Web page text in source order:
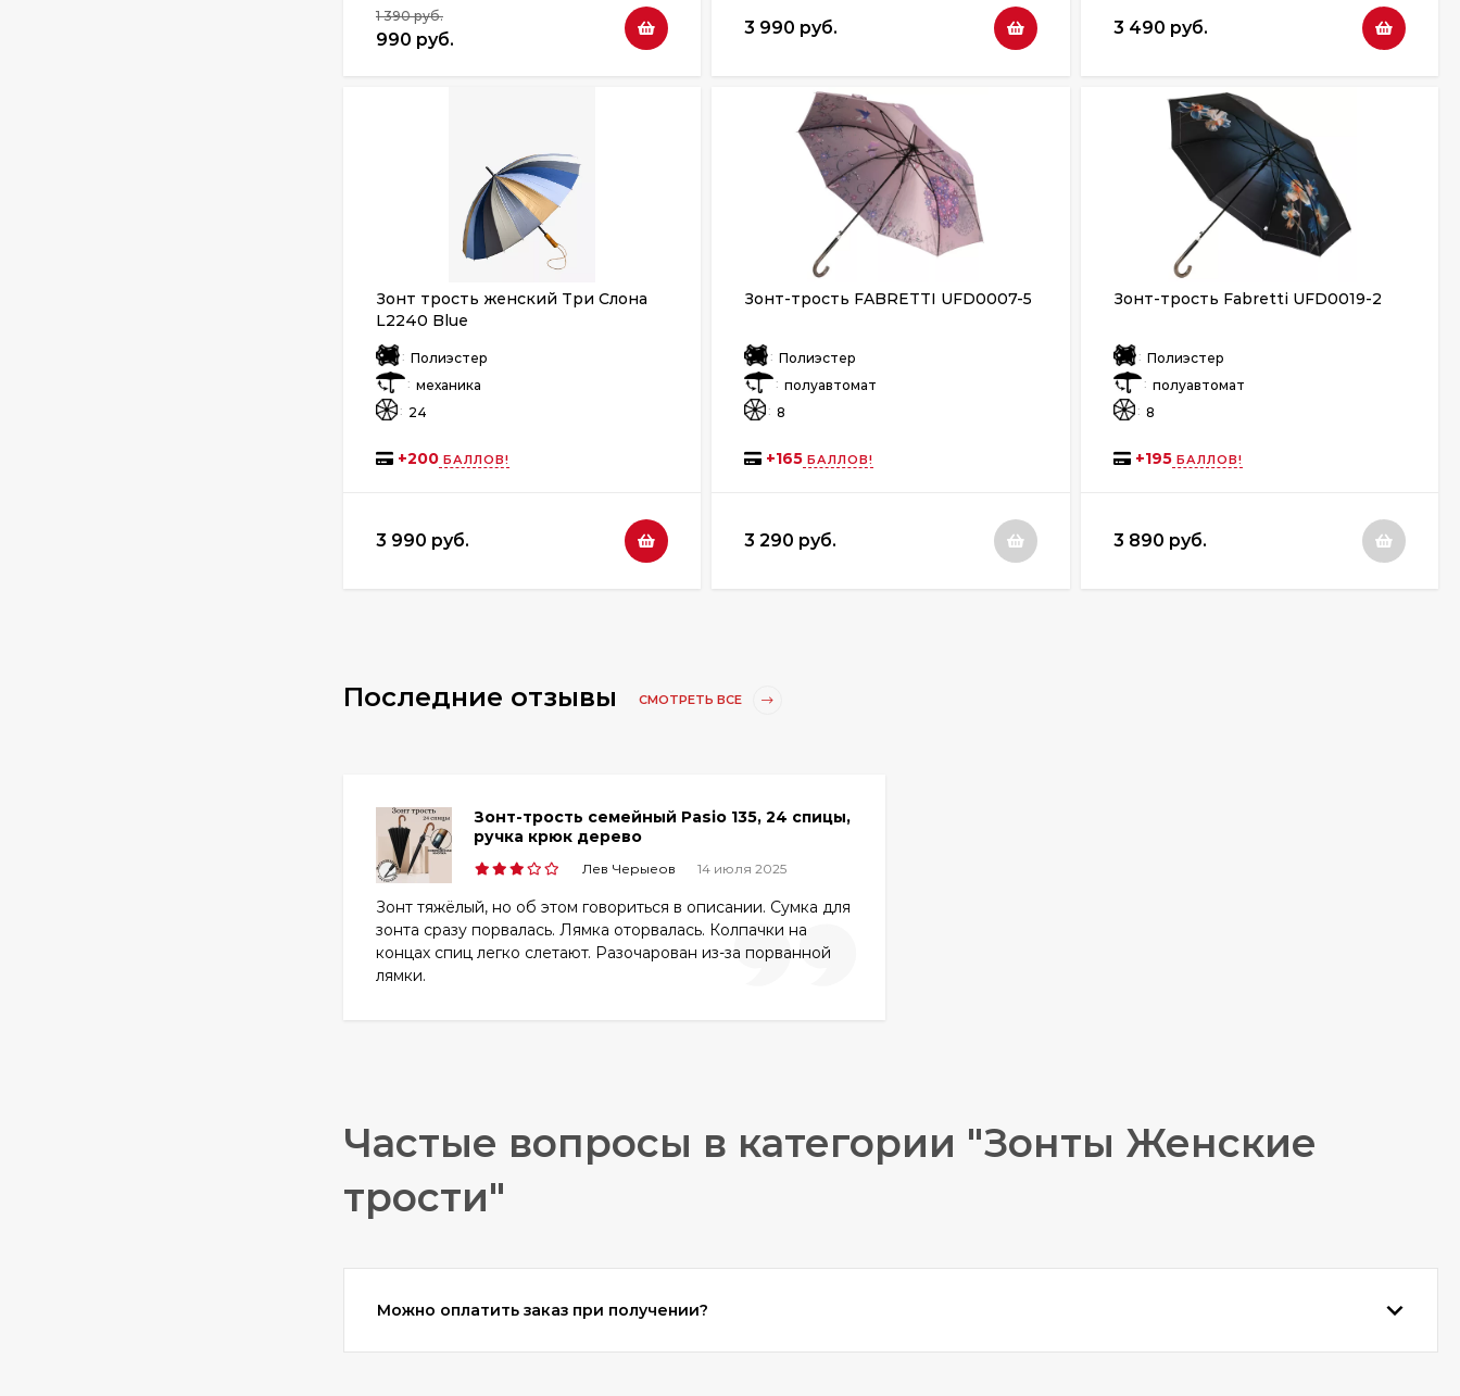
1 390 руб.
990 руб.
3 990 руб. 3 490 руб.
Зонт трость женский Три Слона
L2240 Blue
: Полиэстер
: механика
: 24
+200 БАЛЛОВ!
3 990 руб.
Зонт-трость FABRETTI UFD0007-5
: Полиэстер
: полуавтомат
: 8
+165 БАЛЛОВ!
3 290 руб.
Зонт-трость Fabretti UFD0019-2
: Полиэстер
: полуавтомат
: 8
+195БАЛЛОВ!
3 890 руб.
Последние отзывы СМОТРЕТЬ ВСЕ
Зонт-трость семейный Pasio 135, 24 спицы,
ручка крюк дерево
Лев Черыеов 14 июля 2025
Зонт тяжёлый, но об этом говориться в описании. Сумка для
зонта сразу порвалась. Лямка оторвалась. Колпачки на
концах спиц легко слетают. Разочарован из-за порванной
лямки.
Частые вопросы в категории "Зонты Женские
трости"
Можно оплатить заказ при получении?